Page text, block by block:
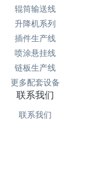
辊筒输送线
升降机系列
插件生产线
喷涂悬挂线
链板生产线
更多配套设备
联系我们
联系我们